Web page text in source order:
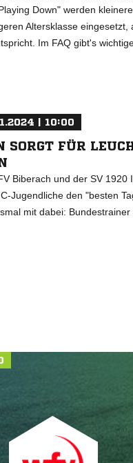
Down" werden
Altersklasse eingesetzt,
Im FAQ gibt's
| 10:00
SORGT FÜR
Biberach und der SV 1920
Jugendliche den "besten
mit dabei: Bundestrainer